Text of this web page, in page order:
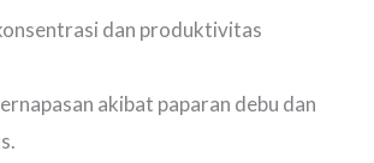
dan produktivitas
akibat paparan debu dan